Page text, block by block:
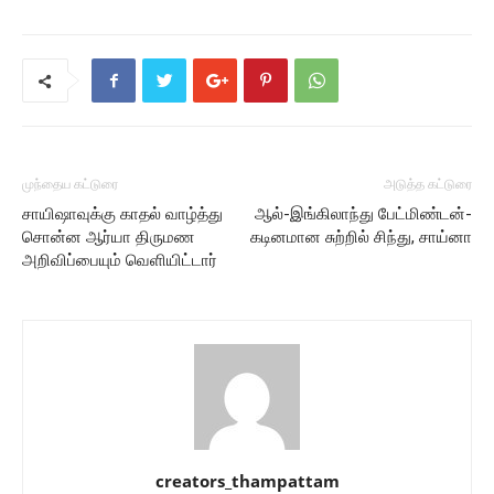
முந்தைய கட்டுரை
சாயிஷாவுக்கு காதல் வாழ்த்து
சொன்ன ஆர்யா திருமண
அறிவிப்பையும் வெளியிட்டார்
அடுத்த கட்டுரை
ஆல்-இங்கிலாந்து பேட்மிண்டன்-
கடினமான சுற்றில் சிந்து, சாய்னா
creators_thampattam